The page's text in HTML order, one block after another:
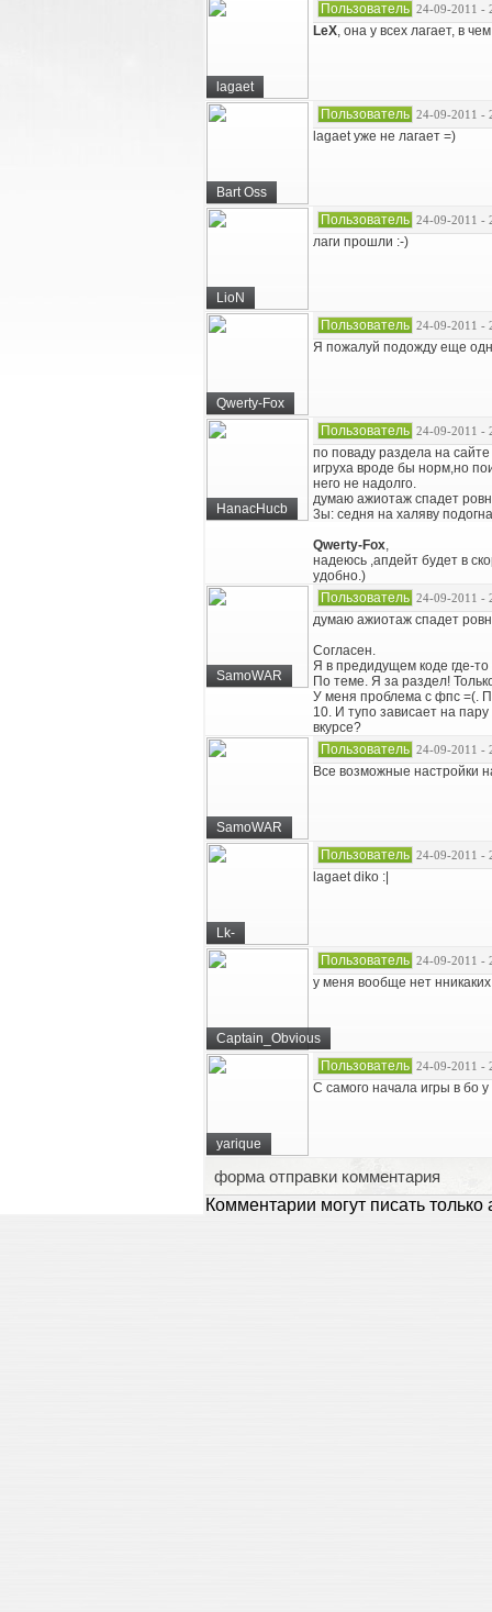
lagaet
Пользователь 24-09-2011 -
LeX, она у всех лагает, в
Bart Oss
Пользователь 24-09-2011 -
lagaet уже не лагает =)
LioN
Пользователь 24-09-2011 -
лаги прошли :-)
Qwerty-Fox
Пользователь 24-09-2011 -
Я пожалуй подожду еще
HanacHucb
Пользователь 24-09-2011 -
по поваду раздела на
игруха вроде бы норм,но
него не надолго.
думаю ажиотаж спадет
3ы: седня на халяву
Qwerty-Fox,
надеюсь ,апдейт будет в
удобно.)
SamoWAR
Пользователь 24-09-2011 -
думаю ажиотаж спадет
Согласен.
Я в предидущем коде где-
По теме. Я за раздел!
У меня проблема с фпс =(.
10. И тупо зависает на
вкурсе?
SamoWAR
Пользователь 24-09-2011 -
Все возможные настройки
Lk-
Пользователь 24-09-2011 -
lagaet diko :|
Captain_Obvious
Пользователь 24-09-2011 -
у меня вообще нет
yarique
Пользователь 24-09-2011 -
С самого начала игры в бо
форма отправки комментария
Комментарии могут писать